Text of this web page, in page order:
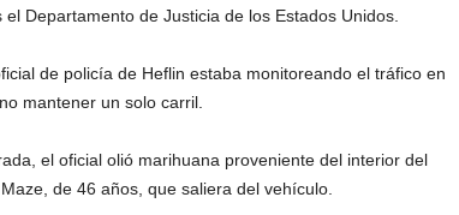
Departamento de Justicia de los Estados Unidos.
de policía de Heflin estaba monitoreando el tráfico en
mantener un solo carril.
el oficial olió marihuana proveniente del interior del
de 46 años, que saliera del vehículo.